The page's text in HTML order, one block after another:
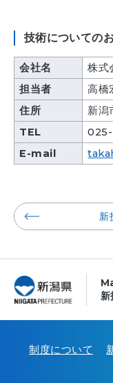
技術についての
会社名
株式
担当者
高橋
住所
新潟
TEL
025-
E-mail
新
新
制度について